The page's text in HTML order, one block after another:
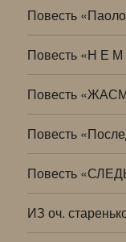
Повесть
Повесть «Н Е
Повесть
Повесть
Повесть
ИЗ оч.